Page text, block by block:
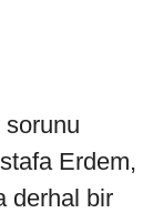
Erdem,
derhal bir